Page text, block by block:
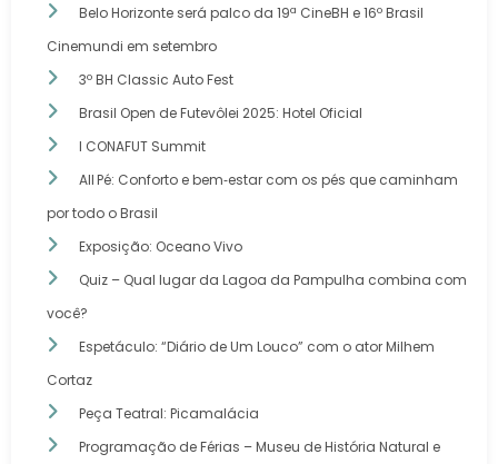
Belo Horizonte será palco da 19ª CineBH e 16º Brasil
Cinemundi em setembro
3º BH Classic Auto Fest
Brasil Open de Futevôlei 2025: Hotel Oficial
I CONAFUT Summit
All Pé: Conforto e bem‑estar com os pés que caminham
por todo o Brasil
Exposição: Oceano Vivo
Quiz – Qual lugar da Lagoa da Pampulha combina com
você?
Espetáculo: “Diário de Um Louco” com o ator Milhem
Cortaz
Peça Teatral: Picamalácia
Programação de Férias – Museu de História Natural e